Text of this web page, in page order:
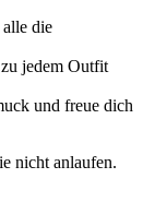
die
jedem Outfit
und freue dich
nicht anlaufen.